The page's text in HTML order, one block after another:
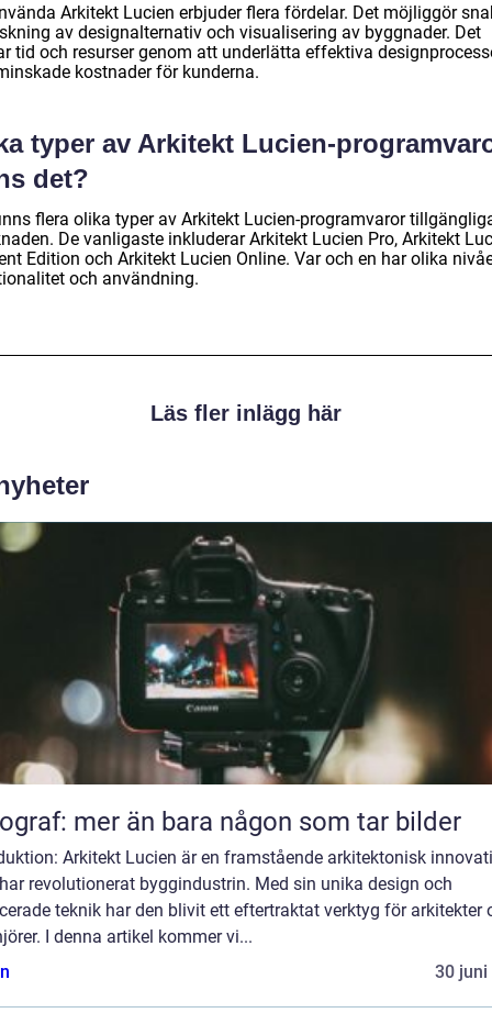
Arkitekt Lucien erbjuder flera fördelar. Det möjliggör
av designalternativ och visualisering av byggnader. Det
tid och resurser genom att underlätta effektiva
kostnader för kunderna.
typer av Arkitekt Lucien-
det?
flera olika typer av Arkitekt Lucien-programvaror
De vanligaste inkluderar Arkitekt Lucien Pro, Arkitekt
Edition och Arkitekt Lucien Online. Var och en har olika
och användning.
Läs fler inlägg här
mer än bara någon som tar bilder
Arkitekt Lucien är en framstående arkitektonisk
revolutionerat byggindustrin. Med sin unika design och
teknik har den blivit ett eftertraktat verktyg för arkitekter
I denna artikel kommer vi...
30 juni